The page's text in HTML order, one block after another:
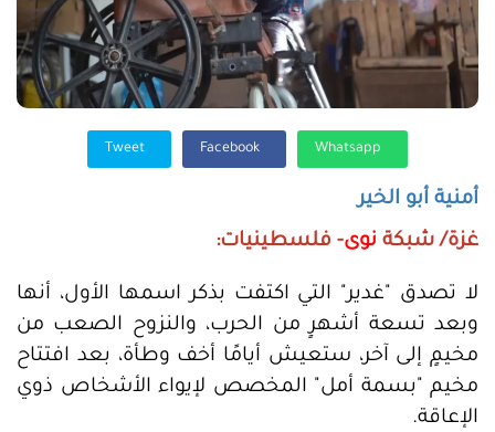
أمنية أبو الخير
غزة/ شبكة نوى- فلسطينيات:
لا تصدق "غدير" التي اكتفت بذكر اسمها الأول، أنها
وبعد تسعة أشهرٍ من الحرب، والنزوح الصعب من
مخيمٍ إلى آخر، ستعيش أيامًا أخف وطأة، بعد افتتاح
مخيم "بسمة أمل" المخصص لإيواء الأشخاص ذوي
الإعاقة.